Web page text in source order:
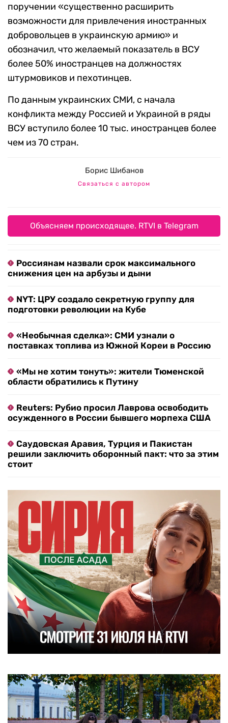
поручении «существенно расширить
возможности для привлечения иностранных
добровольцев в украинскую армию» и
обозначил, что желаемый показатель в ВСУ
более 50% иностранцев на должностях
штурмовиков и пехотинцев.
По данным украинских СМИ, с начала
конфликта между Россией и Украиной в ряды
ВСУ вступило более 10 тыс. иностранцев более
чем из 70 стран.
Борис Шибанов
Связаться с автором
Объясняем происходящее. RTVI в Telegram
Россиянам назвали срок максимального
снижения цен на арбузы и дыни
NYT: ЦРУ создало секретную группу для
подготовки революции на Кубе
«Необычная сделка»: СМИ узнали о
поставках топлива из Южной Кореи в Россию
«Мы не хотим тонуть»: жители Тюменской
области обратились к Путину
Reuters: Рубио просил Лаврова освободить
осужденного в России бывшего морпеха США
Саудовская Аравия, Турция и Пакистан
решили заключить оборонный пакт: что за этим
стоит